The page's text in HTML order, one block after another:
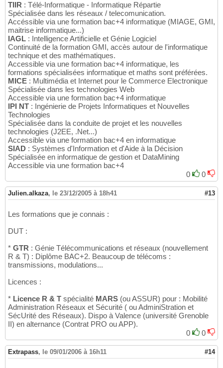
TIIR : Télé-Informatique - Informatique Répartie
Spécialisée dans les réseaux / telecomunication.
Accéssible via une formation bac+4 informatique (MIAGE, GMI,
maitrise informatique...)
IAGL : Intelligence Artificielle et Génie Logiciel
Continuité de la formation GMI, accès autour de l'informatique
technique et des mathématiques.
Accessible via une formation bac+4 informatique, les
formations spécialisées informatique et maths sont préférées.
MICE : Multimédia et Internet pour le Commerce Electronique
Spécialisée dans les technologies Web
Accessible via une formation bac+4 informatique
IPI NT : Ingénierie de Projets Informatiques et Nouvelles
Technologies
Spécialisée dans la conduite de projet et les nouvelles
technologies (J2EE, .Net...)
Accessible via une formation bac+4 en informatique
SIAD : Systèmes d'Information et d'Aide à la Décision
Spécialisée en informatique de gestion et DataMining
Accessible via une formation bac+4
0
0
Julien.alkaza, le 23/12/2005 à 18h41 #13
Les formations que je connais :
DUT :
* GTR : Génie Télécommunications et réseaux (nouvellement
R & T) : Diplôme BAC+2. Beaucoup de télécoms :
transmissions, modulations...
Licences :
* Licence R & T spécialité MARS (ou ASSUR) pour : Mobilité
Administration Réseaux et Sécurité ( ou AdminiStration et
SécUrité des Réseaux). Dispo à Valence (université Grenoble
II) en alternance (Contrat PRO ou APP).
0
0
Extrapass, le 09/01/2006 à 16h11 #14